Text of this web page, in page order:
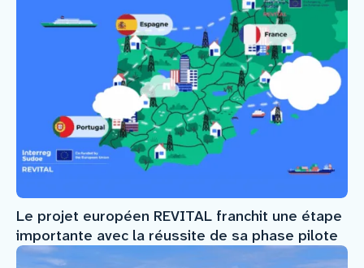
Le projet européen REVITAL franchit une étape
importante avec la réussite de sa phase pilote